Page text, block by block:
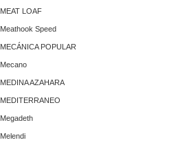
MEAT LOAF
Meathook Speed
MECÁNICA POPULAR
Mecano
MEDINA AZAHARA
MEDITERRANEO
Megadeth
Melendi